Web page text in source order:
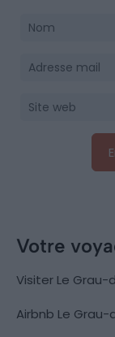
Votre
Visiter Le Grau-
Airbnb Le Grau-